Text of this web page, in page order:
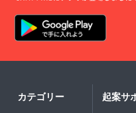
カテゴリー 起案サ